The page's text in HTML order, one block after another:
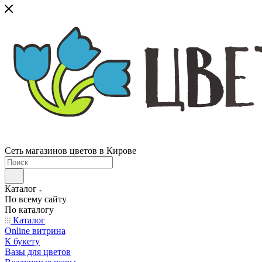
Сеть магазинов цветов в Кирове
Каталог
По всему сайту
По каталогу
Каталог
Online витрина
К букету
Вазы для цветов